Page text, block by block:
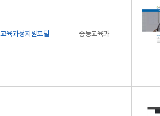
교육과정지원포털 중등교육과